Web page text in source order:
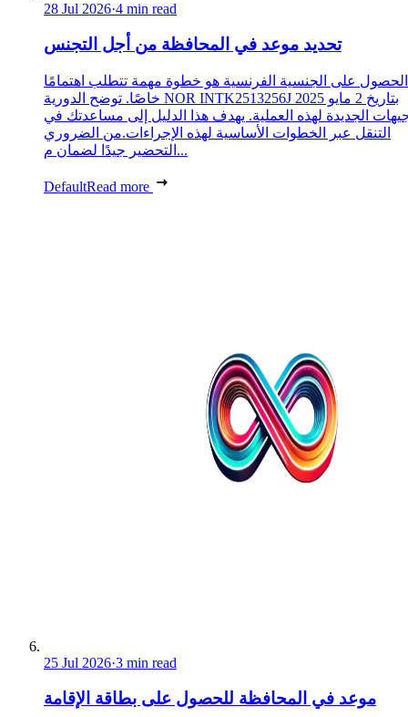
28 Jul 2026·4 min read
تحديد موعد في المحافظة من أجل التجنس
الحصول على الجنسية الفرنسية هو خطوة مهمة تتطلب اهتمامًا
خاصًا. توضح الدورية NOR INTK2513256J بتاريخ 2 مايو 2025
الجديدة لهذه العملية. يهدف هذا الدليل إلى مساعدتك في
التنقل عبر الخطوات الأساسية لهذه الإجراءات.من الضروري
التحضير جيدًا لضمان م...
DefaultRead more
25 Jul 2026·3 min read
موعد في المحافظة للحصول على بطاقة الإقامة